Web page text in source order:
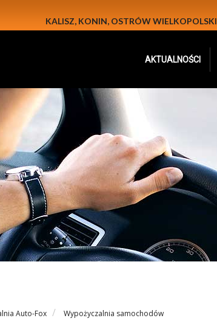
KALISZ, KONIN, OSTRÓW WIELKOPOLSKI
AKTUALNOŚCI
Auto-Fox Wypożyczalnia samochodów